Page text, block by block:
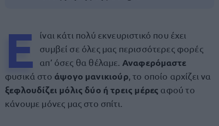
Ε
ίναι κάτι πολύ εκνευριστικό που έχει
συμβεί σε όλες μας περισσότερες φορές
απ’ όσες θα θέλαμε. Αναφερόμαστε
φυσικά στο άψογο μανικιούρ , το οποίο αρχίζει να
ξεφλουδίζει μόλις δύο ή τρεις μέρες αφού το
κάνουμε μόνες μας στο σπίτι.